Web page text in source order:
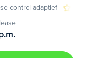
control adaptief
p.m.